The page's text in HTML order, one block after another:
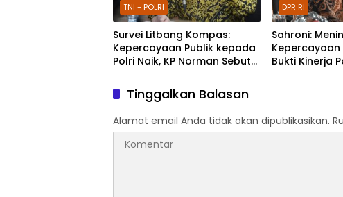
TNI - POLRI
Survei Litbang Kompas:
Kepercayaan Publik kepada
Polri Naik, KP Norman Sebut
DPR RI
Sahroni:
Kepercayaan
Bukti Kinerja
Tinggalkan Balasan
Alamat email Anda tidak akan dipublikasikan.